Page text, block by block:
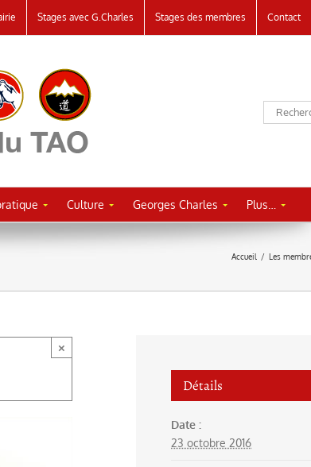
Stages avec G.Charles Stages des membres Contact
Culture Georges Charles Plus…
Accueil / Les
×
Détails
Date :
23 octobre 2016